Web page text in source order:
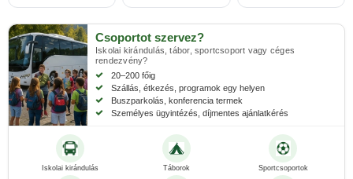
Csoportot szervez?
Iskolai kirándulás, tábor, sportcsoport vagy céges
rendezvény?
20–200 főig
Szállás, étkezés, programok egy helyen
Buszparkolás, konferencia termek
Személyes ügyintézés, díjmentes ajánlatkérés
Iskolai kirándulás Táborok Sportcsoportok